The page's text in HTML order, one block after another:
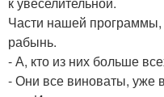
Части нашей
рабынь.
- А, кто из них больше
- Они все виноваты, уже